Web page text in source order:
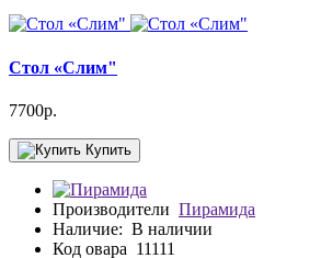
Стол «Слим"
7700р.
Купить
Производители Пирамида
Наличие: В наличии
Код овара 11111